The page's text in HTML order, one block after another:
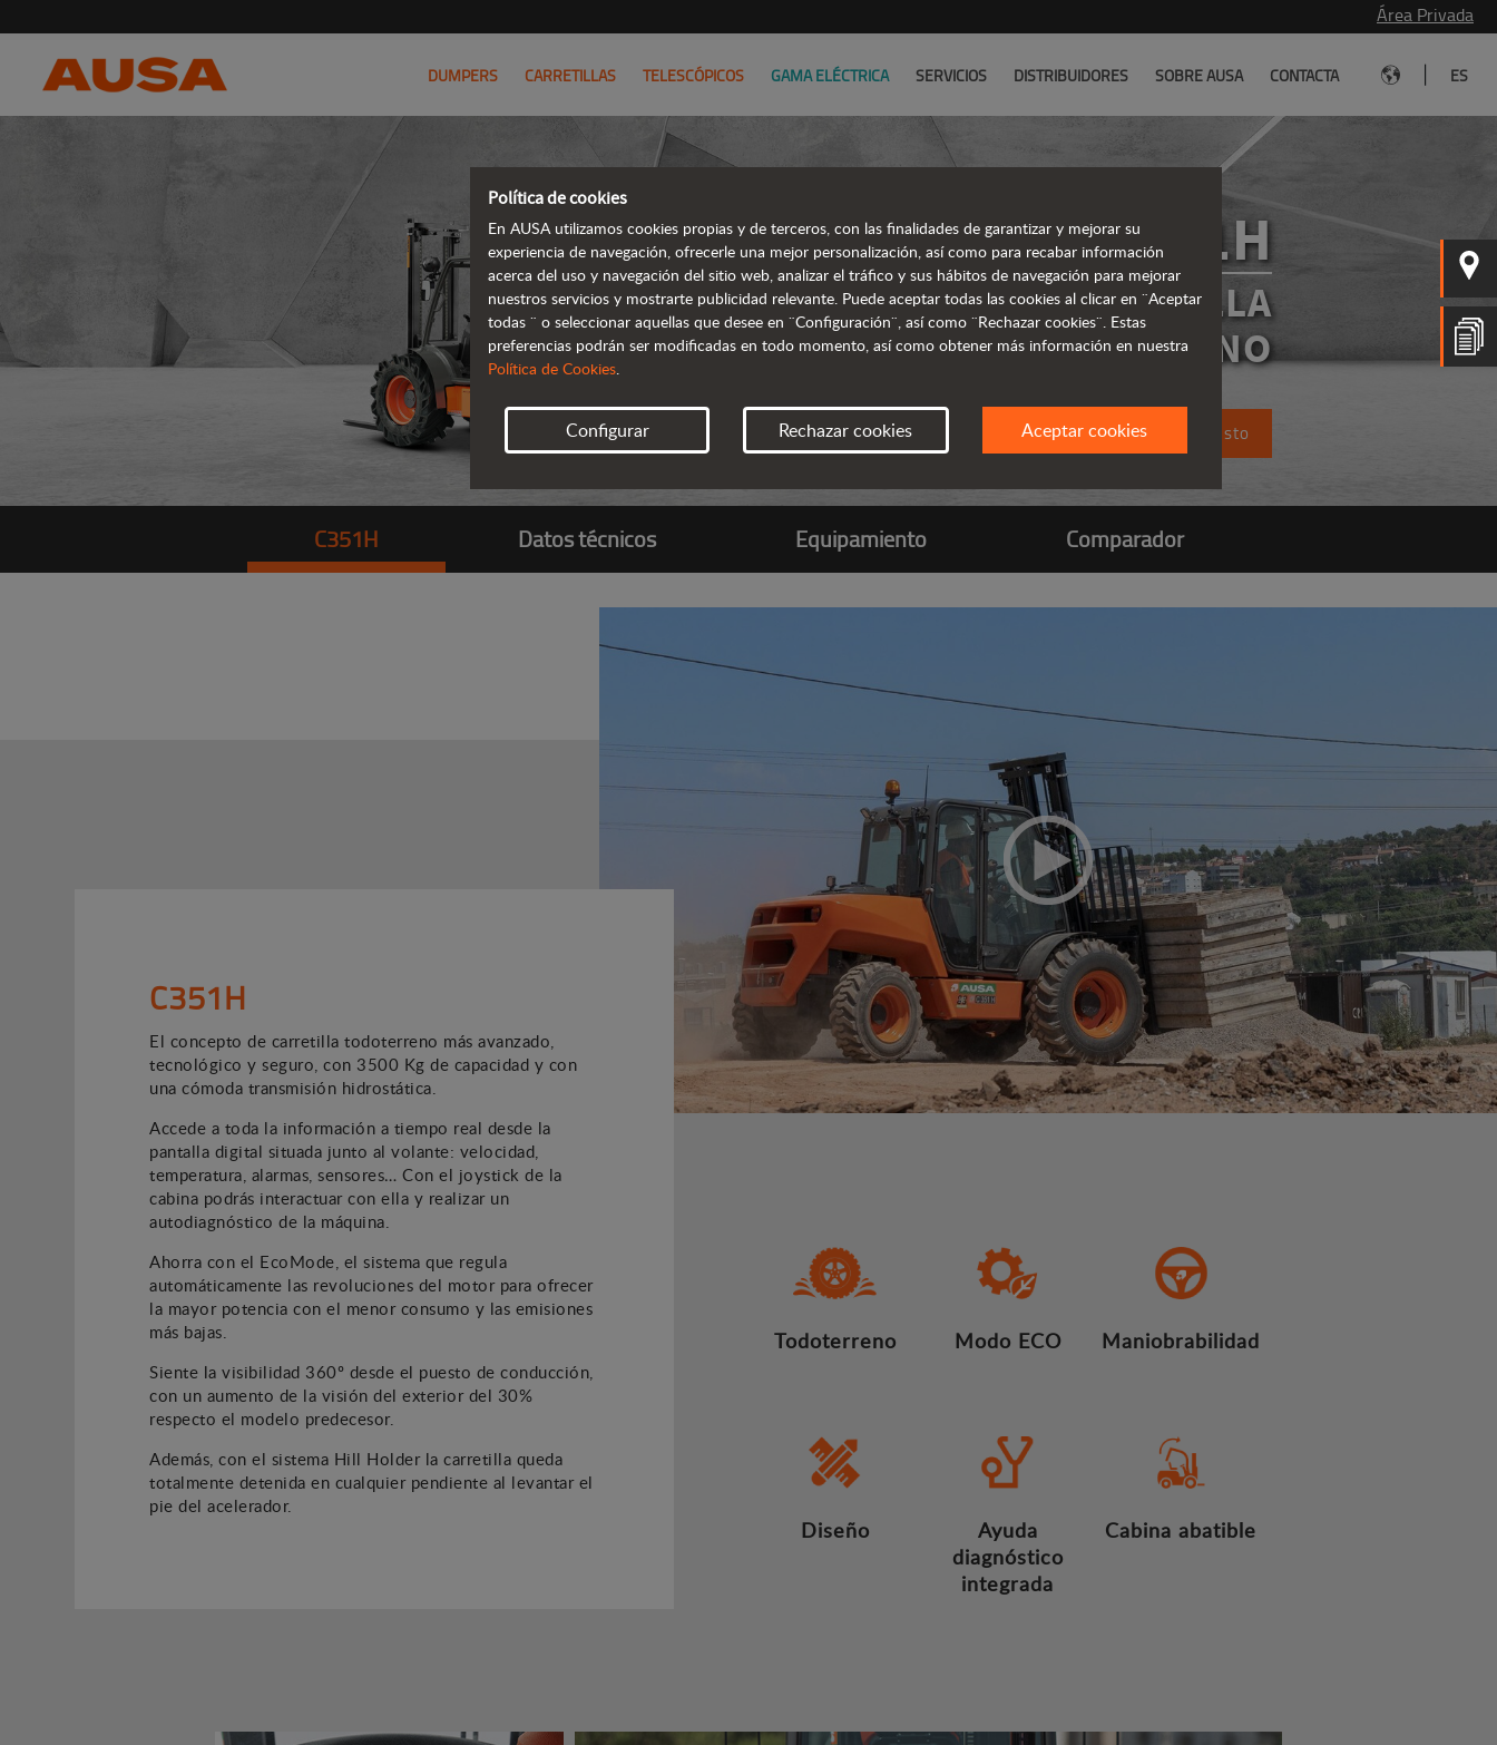
Área Privada
DUMPERS CARRETILLAS TELESCÓPICOS GAMA ELÉCTRICA SERVICIOS DISTRIBUIDORES SOBRE AUSA CONTACTA ES
C351H
CARRETILLA
TODOTERRENO
Solicita un presupuesto
C351H Datos técnicos Equipamiento Comparador
C351H
El concepto de carretilla todoterreno más avanzado,
tecnológico y seguro, con 3500 Kg de capacidad y con
una cómoda transmisión hidrostática.
Accede a toda la información a tiempo real desde la
pantalla digital situada junto al volante: velocidad,
temperatura, alarmas, sensores… Con el joystick de la
cabina podrás interactuar con ella y realizar un
autodiagnóstico de la máquina.
Ahorra con el EcoMode, el sistema que regula
automáticamente las revoluciones del motor para ofrecer
la mayor potencia con el menor consumo y las emisiones
más bajas.
Siente la visibilidad 360º desde el puesto de conducción,
con un aumento de la visión del exterior del 30%
respecto el modelo predecesor.
Además, con el sistema Hill Holder la carretilla queda
totalmente detenida en cualquier pendiente al levantar el
pie del acelerador.
Todoterreno Modo ECO Maniobrabilidad
Diseño
Ayuda
diagnóstico
integrada
Cabina abatible
Política de cookies
En AUSA utilizamos cookies propias y de terceros, con las finalidades de garantizar y mejorar su
experiencia de navegación, ofrecerle una mejor personalización, así como para recabar información
acerca del uso y navegación del sitio web, analizar el tráfico y sus hábitos de navegación para mejorar
nuestros servicios y mostrarte publicidad relevante. Puede aceptar todas las cookies al clicar en ¨Aceptar
todas ¨ o seleccionar aquellas que desee en ¨Configuración¨, así como ¨Rechazar cookies¨. Estas
preferencias podrán ser modificadas en todo momento, así como obtener más información en nuestra
Política de Cookies.
Configurar Rechazar cookies Aceptar cookies